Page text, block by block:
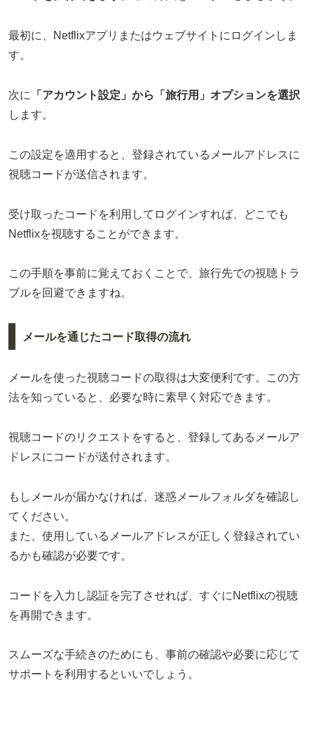
最初に、Netflixアプリまたはウェブサイトにログインしま
す。
次に
「アカウント設定」から「旅行用」オプションを選択
します。
この設定を適用すると、登録されているメールアドレスに
視聴コードが送信されます。
受け取ったコードを利用してログインすれば、どこでも
Netflixを視聴することができます。
この手順を事前に覚えておくことで、旅行先での視聴トラ
ブルを回避できますね。
メールを通じたコード取得の流れ
メールを使った視聴コードの取得は大変便利です。この方
法を知っていると、必要な時に素早く対応できます。
視聴コードのリクエストをすると、登録してあるメールア
ドレスにコードが送付されます。
もしメールが届かなければ、迷惑メールフォルダを確認し
てください。
また、使用しているメールアドレスが正しく登録されてい
るかも確認が必要です。
コードを入力し認証を完了させれば、すぐにNetflixの視聴
を再開できます。
スムーズな手続きのためにも、事前の確認や必要に応じて
サポートを利用するといいでしょう。